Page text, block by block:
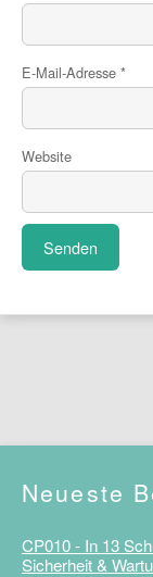
E-Mail-Adresse *
Website
Neueste
CP010 - In 13
Sicherheit &